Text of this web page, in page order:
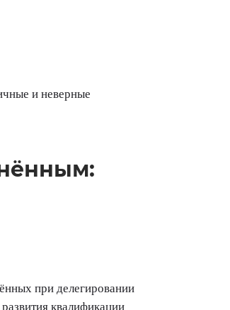
и неверные
при делегировании
квалификации